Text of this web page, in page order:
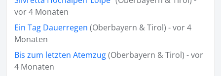
vor 4 Monaten
Ein Tag Dauerregen (Oberbayern & Tirol) - vor 4
Monaten
Bis zum letzten Atemzug(Oberbayern & Tirol) - vor
4 Monaten